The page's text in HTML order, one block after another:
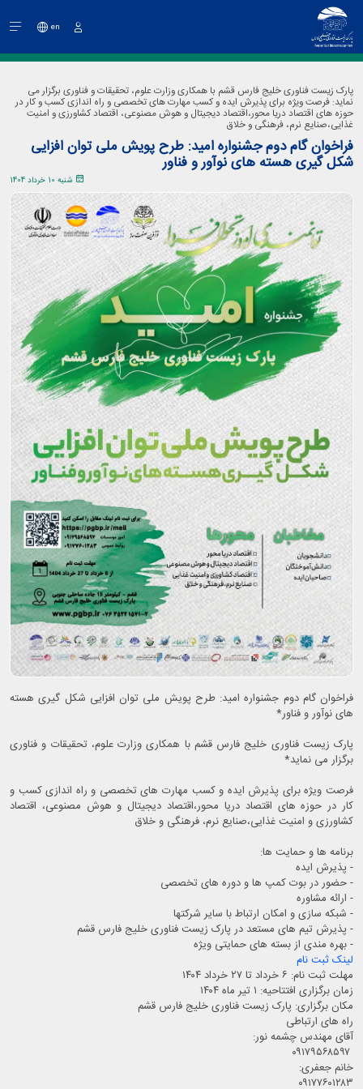
en
پارک زیست فناوری خلیج فارس قشم با همکاری وزارت علوم، تحقیقات و فناوری برگزار می
نماید: فرصت ویژه برای پذیرش ایده و کسب مهارت های تخصصی و راه اندازی کسب و کار در
حوزه های اقتصاد دریا محور،اقتصاد دیجیتال و هوش مصنوعی، اقتصاد کشاورزی و امنیت
غذایی،صنایع نرم، فرهنگی و خلاق
فراخوان گام دوم جشنواره امید: طرح پویش ملی توان افزایی
شکل گیری هسته های نوآور و فناور
شنبه 10 خرداد 1404
فراخوان گام دوم جشنواره امید: طرح پویش ملی توان افزایی شکل گیری هسته
های نوآور و فناور*
پارک زیست فناوری خلیج فارس قشم با همکاری وزارت علوم، تحقیقات و فناوری
برگزار می نماید*
فرصت ویژه برای پذیرش ایده و کسب مهارت های تخصصی و راه اندازی کسب و
کار در حوزه های اقتصاد دریا محور،اقتصاد دیجیتال و هوش مصنوعی، اقتصاد
کشاورزی و امنیت غذایی،صنایع نرم، فرهنگی و خلاق
برنامه ها و حمایت ها:
- پذیرش ایده
- حضور در بوت کمپ ها و دوره های تخصصی
- ارائه مشاوره
- شبکه سازی و امکان ارتباط با سایر شرکتها
- پذیرش تیم های مستعد در پارک زیست فناوری خليج فارس قشم
- بهره مندی از بسته های حمایتی ویژه
لینک ثبت نام
مهلت ثبت نام: ۶ خرداد تا ۲۷ خرداد ۱۴۰۴
زمان برگزاری افتتاحیه: ۱ تیر ماه ۱۴۰۴
مکان برگزاری: پارک زیست فناوری خلیج فارس قشم
راه های ارتباطی
آقای مهندس چشمه نور:
خانم جعفری:
۰۹۱۷۷۶۰۱۲۸۳